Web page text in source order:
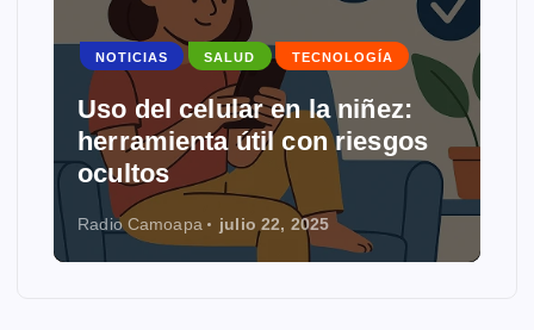
NOTICIAS SALUD TECNOLOGÍA
Uso del celular en la niñez:
herramienta útil con riesgos
ocultos
Radio Camoapa julio 22, 2025